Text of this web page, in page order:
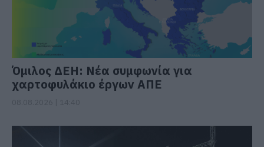
Όμιλος ΔΕΗ: Νέα συμφωνία για
χαρτοφυλάκιο έργων ΑΠΕ